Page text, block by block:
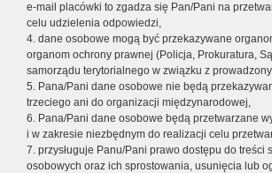
e-mail placówki to zgadza się Pan/Pani na
celu udzielenia odpowiedzi,
4. dane osobowe mogą być przekazywane
organom ochrony prawnej (Policja, Prokuratura,
samorządu terytorialnego w związku z
5. Pana/Pani dane osobowe nie będą
trzeciego ani do organizacji międzynarodowej,
6. Pana/Pani dane osobowe będą przetwarzane
i w zakresie niezbędnym do realizacji celu
7. przysługuje Panu/Pani prawo dostępu do treści
osobowych oraz ich sprostowania, usunięcia lub